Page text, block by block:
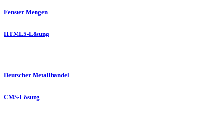
Fenster Mengen
HTML5-Lösung
Deutscher Metallhandel
CMS-Lösung